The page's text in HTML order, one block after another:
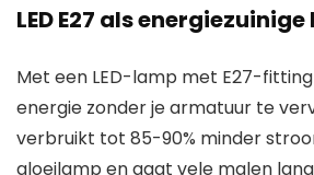
LED E27 als energiezuinige
Met een LED-lamp met E27-
energie zonder je armatuur te
verbruikt tot 85-90% minder
gloeilamp en gaat vele malen